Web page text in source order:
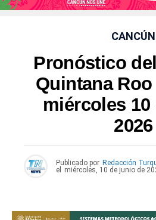
CANCÚN
Pronóstico
Quintana
miércoles
2026
Publicado por Redacción
el
miércoles, 10 de junio de